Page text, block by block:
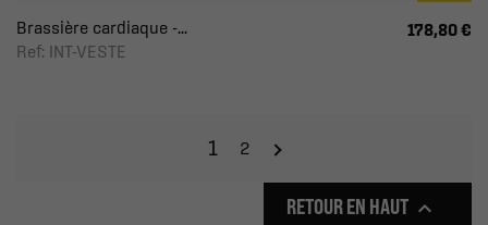
Brassière cardiaque -...
Ref: INT-VESTE
178,80 €
1 2
RETOUR EN HAUT 